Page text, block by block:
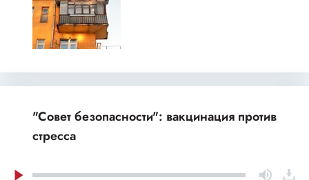
"Совет безопасности": вакцинация против
стресса